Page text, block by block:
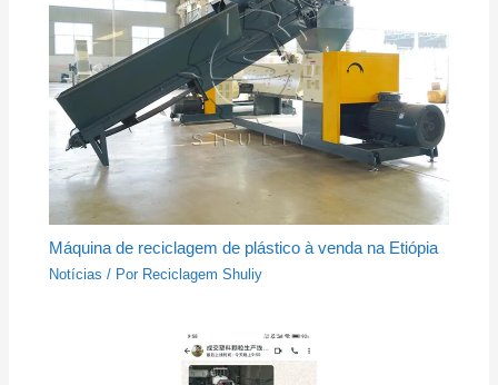
Máquina de reciclagem de plástico à venda na Etiópia
Notícias / Por Reciclagem Shuliy